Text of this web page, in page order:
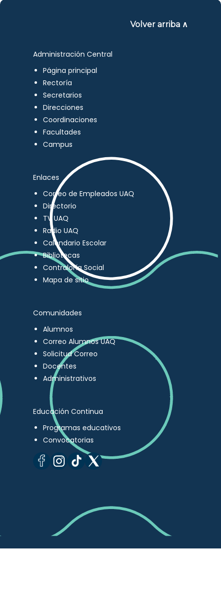
Volver arriba ∧
Administración Central
Página principal
Rectoría
Secretarios
Direcciones
Coordinaciones
Facultades
Campus
Enlaces
Correo de Empleados UAQ
Directorio
TV UAQ
Radio UAQ
Calendario Escolar
Bibliotecas
Contraloría Social
Mapa de sitio
Comunidades
Alumnos
Correo Alumnos UAQ
Solicitud Correo
Docentes
Administrativos
Educación Continua
Programas educativos
Convocatorias